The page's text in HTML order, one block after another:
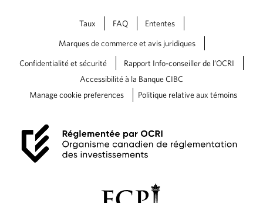
Taux FAQ Ententes
Marques de commerce et avis juridiques
Confidentialité et sécurité
Rapport Info-conseiller de l’OCRI
Accessibilité à la Banque CIBC
Manage cookie preferences
Politique relative aux témoins